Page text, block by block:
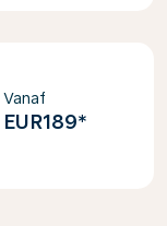
Vanaf
EUR189*